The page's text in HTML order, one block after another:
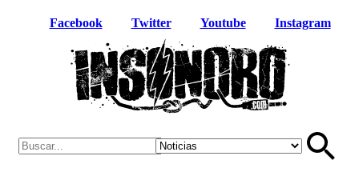
Facebook Twitter Youtube Instagram